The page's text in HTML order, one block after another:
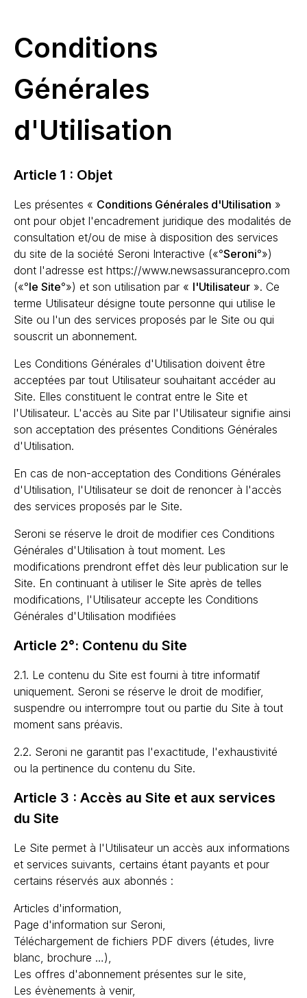
Conditions
Générales
d'Utilisation
Article 1 : Objet
Les présentes « Conditions Générales d'Utilisation »
ont pour objet l'encadrement juridique des modalités de
consultation et/ou de mise à disposition des services
du site de la société Seroni Interactive («°Seroni°»)
dont l'adresse est https://www.newsassurancepro.com
(«°le Site°») et son utilisation par « l'Utilisateur ». Ce
terme Utilisateur désigne toute personne qui utilise le
Site ou l'un des services proposés par le Site ou qui
souscrit un abonnement.
Les Conditions Générales d'Utilisation doivent être
acceptées par tout Utilisateur souhaitant accéder au
Site. Elles constituent le contrat entre le Site et
l'Utilisateur. L'accès au Site par l'Utilisateur signifie ainsi
son acceptation des présentes Conditions Générales
d'Utilisation.
En cas de non-acceptation des Conditions Générales
d'Utilisation, l'Utilisateur se doit de renoncer à l'accès
des services proposés par le Site.
Seroni se réserve le droit de modifier ces Conditions
Générales d'Utilisation à tout moment. Les
modifications prendront effet dès leur publication sur le
Site. En continuant à utiliser le Site après de telles
modifications, l'Utilisateur accepte les Conditions
Générales d'Utilisation modifiées
Article 2°: Contenu du Site
2.1. Le contenu du Site est fourni à titre informatif
uniquement. Seroni se réserve le droit de modifier,
suspendre ou interrompre tout ou partie du Site à tout
moment sans préavis.
2.2. Seroni ne garantit pas l'exactitude, l'exhaustivité
ou la pertinence du contenu du Site.
Article 3 : Accès au Site et aux services
du Site
Le Site permet à l'Utilisateur un accès aux informations
et services suivants, certains étant payants et pour
certains réservés aux abonnés :
Articles d'information,
Page d'information sur Seroni,
Téléchargement de fichiers PDF divers (études, livre
blanc, brochure …),
Les offres d'abonnement présentes sur le site,
Les évènements à venir,